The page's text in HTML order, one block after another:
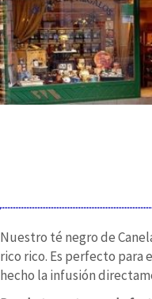
Nuestro té negro de
rico rico. Es perfecto para
hecho la infusión